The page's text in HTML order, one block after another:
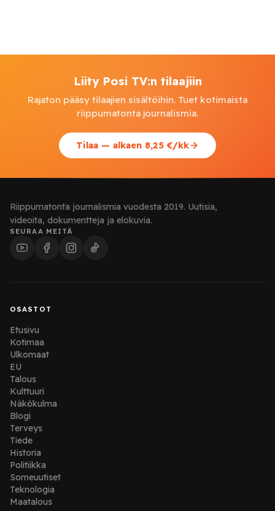
Liity Posi TV:n tilaajiin
Rajaton pääsy tilaajien sisältöihin. Tuet kotimaista
riippumatonta journalismia.
Tilaa — alkaen 8,25 €/kk
Riippumatonta journalismia vuodesta 2019. Uutisia,
videoita, dokumentteja ja elokuvia.
SEURAA MEITÄ
OSASTOT
Etusivu
Kotimaa
Ulkomaat
EU
Talous
Kulttuuri
Näkökulma
Blogi
Terveys
Tiede
Historia
Politiikka
Someuutiset
Teknologia
Maatalous